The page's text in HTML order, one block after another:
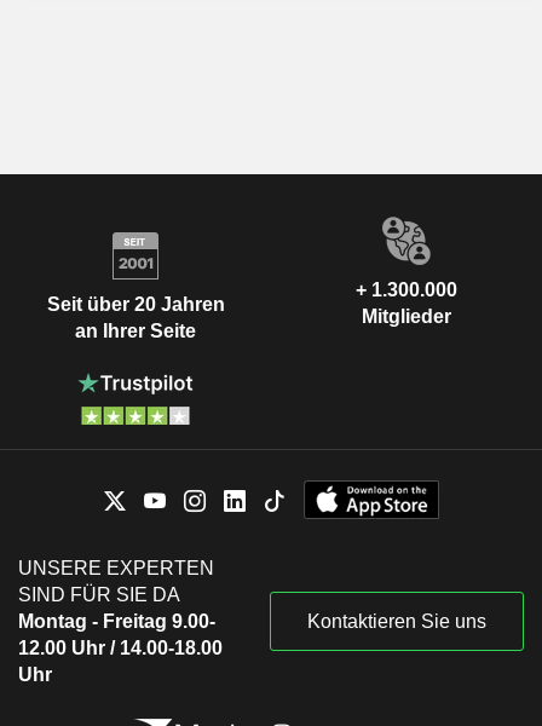
Seit über 20 Jahren
an Ihrer Seite
+ 1.300.000
Mitglieder
UNSERE EXPERTEN
SIND FÜR SIE DA
Montag - Freitag 9.00-
12.00 Uhr / 14.00-18.00
Uhr
Kontaktieren Sie uns